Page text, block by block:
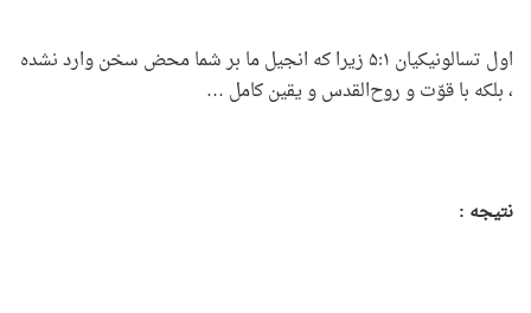
اول تسالونیکیان ۵:۱ زیرا که انجیل ما بر شما محض سخن وارد نشده
، بلکه با قوّت و روح‌القدس و یقین کامل …
نتیجه :